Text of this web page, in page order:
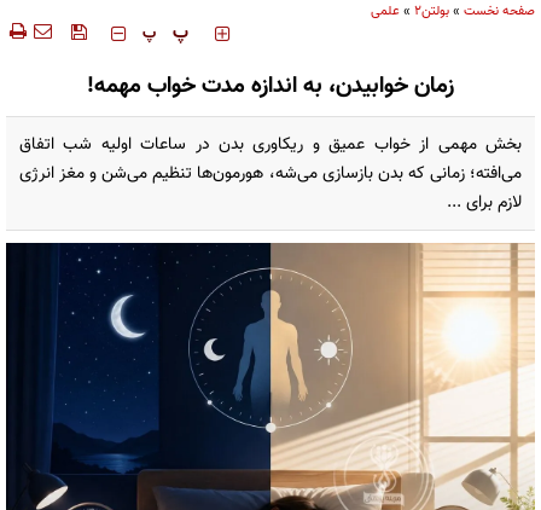
صفحه نخست »بولتن2 »علمی
‍‍‍ پ پ
زمان خوابیدن، به اندازه مدت خواب مهمه!
بخش مهمی از خواب عمیق و ریکاوری بدن در ساعات اولیه شب اتفاق
می‌افته؛ زمانی که بدن بازسازی می‌شه، هورمون‌ها تنظیم می‌شن و مغز انرژی
لازم برای ...